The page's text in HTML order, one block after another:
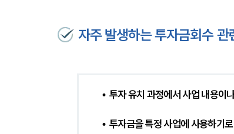
자주 발생하는 투자금회수 관
•  투자 유치 과정에서 사업 내용이
•  투자금을 특정 사업에 사용하기